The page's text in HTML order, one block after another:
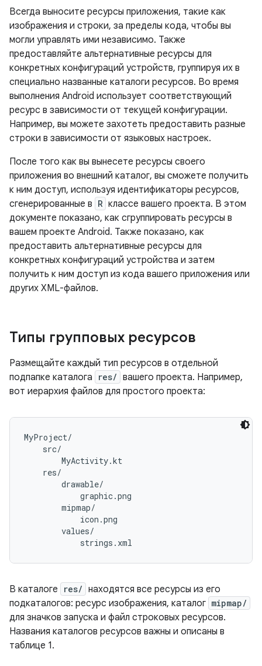
Всегда выносите ресурсы приложения, такие как
изображения и строки, за пределы кода, чтобы вы
могли управлять ими независимо. Также
предоставляйте альтернативные ресурсы для
конкретных конфигураций устройств, группируя их в
специально названные каталоги ресурсов. Во время
выполнения Android использует соответствующий
ресурс в зависимости от текущей конфигурации.
Например, вы можете захотеть предоставить разные
строки в зависимости от языковых настроек.
После того как вы вынесете ресурсы своего
приложения во внешний каталог, вы сможете получить
к ним доступ, используя идентификаторы ресурсов,
сгенерированные в R классе вашего проекта. В этом
документе показано, как сгруппировать ресурсы в
вашем проекте Android. Также показано, как
предоставить альтернативные ресурсы для
конкретных конфигураций устройства и затем
получить к ним доступ из кода вашего приложения или
других XML-файлов.
Типы групповых ресурсов
Размещайте каждый тип ресурсов в отдельной
подпапке каталога
res/ вашего проекта. Например,
вот иерархия файлов для простого проекта:
MyProject/
    src/
        MyActivity.kt
    res/
        drawable/
            graphic.png
        mipmap/
            icon.png
        values/
В каталоге res/ находятся все ресурсы из его
подкаталогов: ресурс изображения, каталог mipmap/
для значков запуска и файл строковых ресурсов.
Названия каталогов ресурсов важны и описаны в
таблице 1.